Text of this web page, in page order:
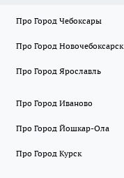
Про Город Чебоксары
Про Город Новочебоксарск
Про Город Ярославль
Про Город Иваново
Про Город Йошкар-Ола
Про Город Курск